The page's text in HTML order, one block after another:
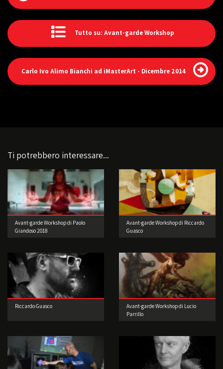
Tutto su: Avant-garde Workshop
Carlo Ivo Alimo Bianchi ad iMasterArt - Dicembre 2014
Ti potrebbero interessare...
Avant-garde Workshop di Paolo
Giandoso 2018
Avant-garde Workshop di Riccardo
Guasco
Riccardo Guasco
Avant-garde Workshop di Lucio
Parrillo